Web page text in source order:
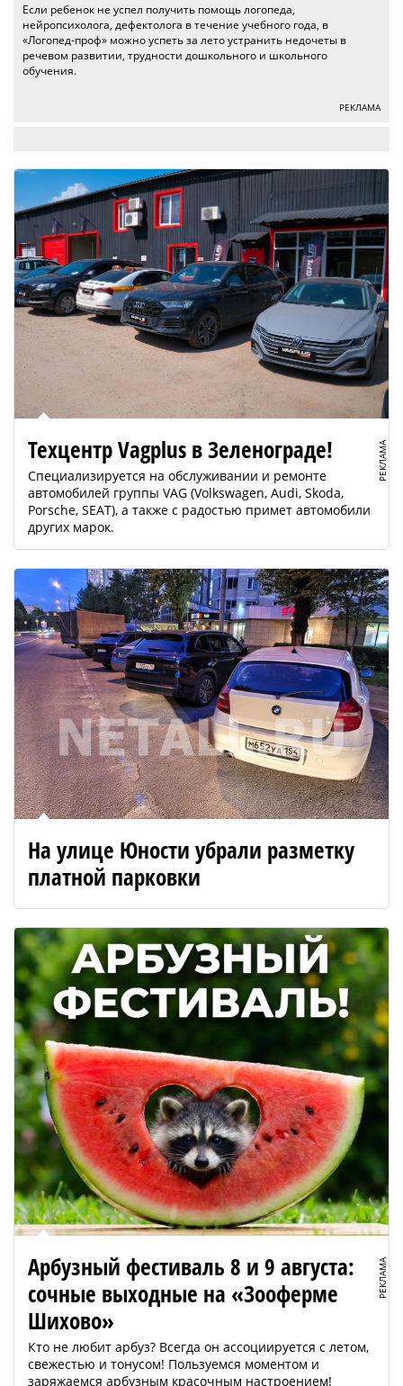
Если ребенок не успел получить помощь логопеда,
нейропсихолога, дефектолога в течение учебного года, в
«Логопед-проф» можно успеть за лето устранить недочеты в
речевом развитии, трудности дошкольного и школьного
обучения.
РЕКЛАМА
РЕКЛАМА
Техцентр Vagplus в Зеленограде!
Специализируется на обслуживании и ремонте
автомобилей группы VAG (Volkswagen, Audi, Skoda,
Porsche, SEAT), а также с радостью примет автомобили
других марок.
На улице Юности убрали разметку
платной парковки
РЕКЛАМА
Арбузный фестиваль 8 и 9 августа:
сочные выходные на «Зооферме
Шихово»
Кто не любит арбуз? Всегда он ассоциируется с летом,
свежестью и тонусом! Пользуемся моментом и
заряжаемся арбузным красочным настроением!